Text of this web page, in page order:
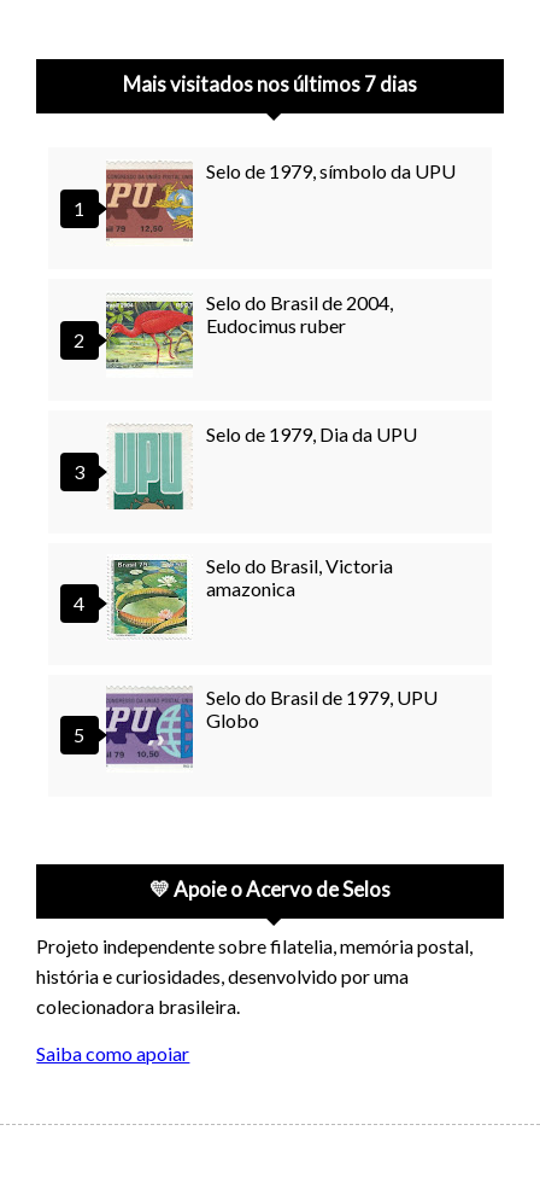
Mais visitados nos últimos 7 dias
Selo de 1979, símbolo da UPU
Selo do Brasil de 2004,
Eudocimus ruber
Selo de 1979, Dia da UPU
Selo do Brasil, Victoria
amazonica
Selo do Brasil de 1979, UPU
Globo
💛 Apoie o Acervo de Selos
Projeto independente sobre filatelia, memória postal,
história e curiosidades, desenvolvido por uma
colecionadora brasileira.
Saiba como apoiar